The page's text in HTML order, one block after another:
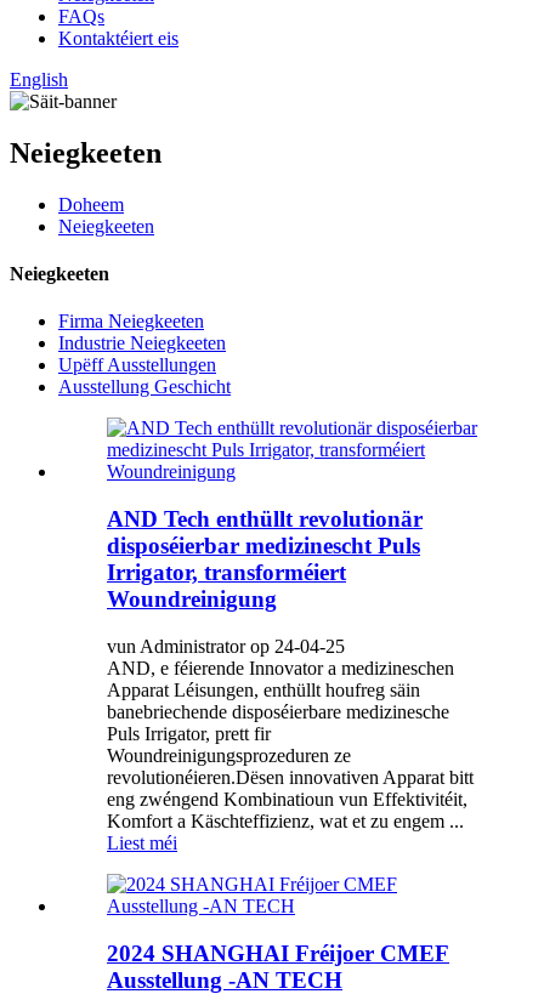
FAQs
Kontaktéiert eis
English
Neiegkeeten
Doheem
Neiegkeeten
Neiegkeeten
Firma Neiegkeeten
Industrie Neiegkeeten
Upëff Ausstellungen
Ausstellung Geschicht
AND Tech enthüllt revolutionär
disposéierbar medizinescht Puls
Irrigator, transforméiert
Woundreinigung
vun Administrator op 24-04-25
AND, e féierende Innovator a medizineschen
Apparat Léisungen, enthüllt houfreg säin
banebriechende disposéierbare medizinesche
Puls Irrigator, prett fir
Woundreinigungsprozeduren ze
revolutionéieren.Dësen innovativen Apparat bitt
eng zwéngend Kombinatioun vun Effektivitéit,
Komfort a Käschteffizienz, wat et zu engem ...
Liest méi
2024 SHANGHAI Fréijoer CMEF
Ausstellung -AN TECH